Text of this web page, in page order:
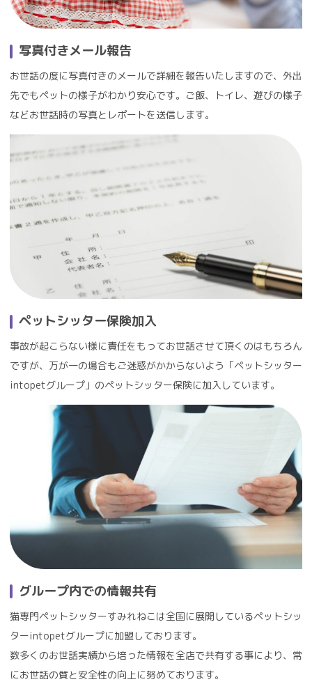
写真付きメール報告
お世話の度に写真付きのメールで詳細を報告いたしますので、外出
先でもペットの様子がわかり安心です。ご飯、トイレ、遊びの様子
などお世話時の写真とレポートを送信します。
ペットシッター保険加入
事故が起こらない様に責任をもってお世話させて頂くのはもちろん
ですが、万が一の場合もご迷惑がかからないよう「ペットシッター
intopetグループ」のペットシッター保険に加入しています。
グループ内での情報共有
猫専門ペットシッターすみれねこは全国に展開しているペットシッ
ターintopetグループに加盟しております。
数多くのお世話実績から培った情報を全店で共有する事により、常
にお世話の質と安全性の向上に努めております。